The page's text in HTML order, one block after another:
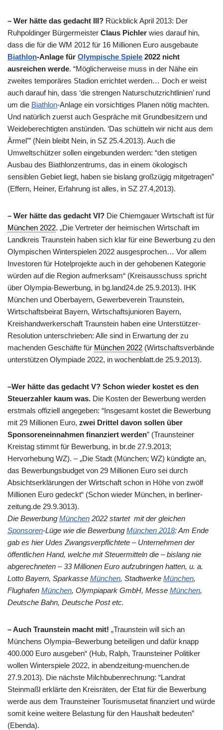
– Wer hätte das gedacht III? Rückblick April 2013: Der
Ruhpoldinger Bürgermeister Claus Pichler wies darauf hin,
dass die für die WM 2012 für 16 Millionen Euro ausgebaute
Biathlon-Anlage für Olympische Spiele 2022 nicht
ausreichen werde. “Möglicherweise muss in der Nähe ein
zweites temporäres Stadion errichtet werden… Doch er weist
auch darauf hin, dass ‘die strengen Naturschutzrichtlinien’ rund
um die Biathlon-Anlage ein vorsichtiges Planen nötig machten.
Und natürlich zuerst auch Gespräche mit Grundbesitzern und
Weideberechtigten anstünden. ‘Das schütteln wir nicht aus dem
Ärmel’” (Nein bleibt Nein, in SZ 25.4.2013). Auch die
Umweltschützer sollen eingebunden werden: “den stetigen
Ausbau des Biathlonzentrums, das in einem ökologisch
sensiblen Gebiet liegt, haben sie bislang großzügig mitgetragen”
(Effern, Heiner, Erfahrung ist alles, in SZ 27.4,2013).
– Wer hätte das gedacht VI? Die Chiemgauer Wirtschaft ist für
München 2022. „Die Vertreter der heimischen Wirtschaft im
Landkreis Traunstein haben sich klar für eine Bewerbung zu den
Olympischen Winterspielen 2022 ausgesprochen… Vor allem
Investoren für Hotelprojekte auch in der gehobenen Kategorie
würden auf die Region aufmerksam“ (Kreisausschuss spricht
über Olympia-Bewerbung, in bg.land24.de 25.9.2013). IHK
München und Oberbayern, Gewerbeverein Traunstein,
Wirtschaftsbeirat Bayern, Wirtschaftsjunioren Bayern,
Kreishandwerkerschaft Traunstein haben eine Unterstützer-
Resolution unterschrieben: Alle sind in Erwartung der zu
machenden Geschäfte für München 2022 (Wirtschaftsverbände
unterstützen Olympiade 2022, in wochenblatt.de 25.9.2013).
–Wer hätte das gedacht V? Schon wieder kostet es den
Steuerzahler kaum was. Die Kosten der Bewerbung werden
erstmals offiziell angegeben: “Insgesamt kostet die Bewerbung
mit 29 Millionen Euro, zwei Drittel davon sollen über
Sponsoreneinnahmen finanziert werden” (Traunsteiner
Kreistag stimmt für Bewerbung, in br.de 27.9.2013;
Hervorhebung WZ). – „Die Stadt (München; WZ) kündigte an,
das Bewerbungsbudget von 29 Millionen Euro sei durch
Absichtserklärungen der Wirtschaft schon in Höhe von zwölf
Millionen Euro gedeckt“ (Schon wieder München, in berliner-
zeitung.de 29.9.3013).
Die Bewerbung München 2022 startet mit der gleichen
Sponsoren-Lüge wie die Bewerbung München 2018: Am Ende
gab es hier Udes Zwangsverpflichtete – Unternehmen der
öffentlichen Hand, welche mit Steuermitteln die – bislang nie
abgerechneten – 33 Millionen Euro aufzubringen hatten, u. a.
Lotto Bayern, Sparkasse München, Stadtwerke München,
Flughafen München, Olympiapark GmbH, Messe München,
Deutsche Bahn, Deutsche Post etc.
– Auch Traunstein macht mit! „Traunstein will sich an
Münchens Olympia–Bewerbung beteiligen und dafür knapp
400.000 Euro ausgeben“ (Hub, Ralph, Traunsteiner Politiker
wollen Winterspiele 2022, in abendzeitung-muenchen.de
27.9.2013). Die nächste Milchbubenrechnung: “Landrat
Steinmaßl erklärte den Kreisräten, der Etat für die Bewerbung
werde aus dem Traunsteiner Tourismusetat finanziert und würde
somit keine weitere Belastung für den Haushalt bedeuten”
(Ebenda).